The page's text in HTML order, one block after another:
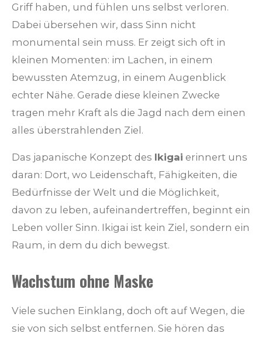
Griff haben, und fühlen uns selbst verloren.
Dabei übersehen wir, dass Sinn nicht
monumental sein muss. Er zeigt sich oft in
kleinen Momenten: im Lachen, in einem
bewussten Atemzug, in einem Augenblick
echter Nähe. Gerade diese kleinen Zwecke
tragen mehr Kraft als die Jagd nach dem einen
alles überstrahlenden Ziel.
Das japanische Konzept des Ikigai erinnert uns
daran: Dort, wo Leidenschaft, Fähigkeiten, die
Bedürfnisse der Welt und die Möglichkeit,
davon zu leben, aufeinandertreffen, beginnt ein
Leben voller Sinn. Ikigai ist kein Ziel, sondern ein
Raum, in dem du dich bewegst.
Wachstum ohne Maske
Viele suchen Einklang, doch oft auf Wegen, die
sie von sich selbst entfernen. Sie hören das